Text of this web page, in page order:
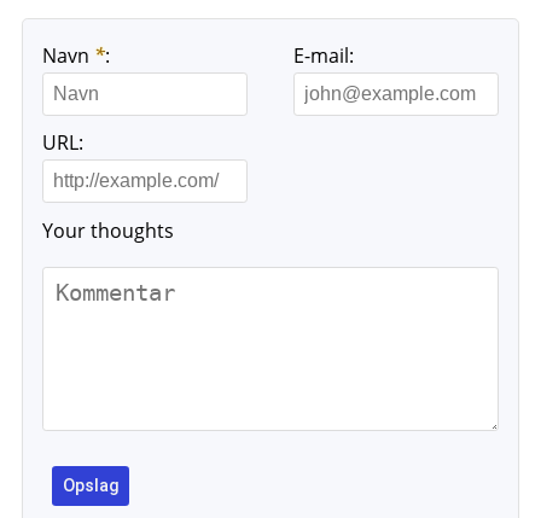
Navn *: E-mail:
URL:
Your thoughts